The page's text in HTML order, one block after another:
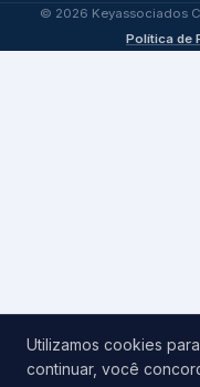
© 2026 Keyassociados
Política de
Utilizamos cookies
continuar, você